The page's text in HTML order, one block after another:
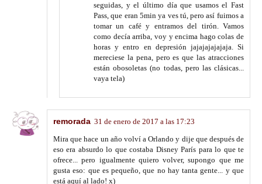
seguidas, y el último día que usamos el Fast
Pass, que eran 5min ya ves tú, pero así fuimos a
tomar un café y entramos del tirón. Vamos
como decía arriba, voy y encima hago colas de
horas y entro en depresión jajajajajajaja. Si
mereciese la pena, pero es que las atracciones
están obosoletas (no todas, pero las clásicas...
vaya tela)
remorada 31 de enero de 2017 a las 17:23
Mira que hace un año volví a Orlando y dije que después de
eso era absurdo lo que costaba Disney París para lo que te
ofrece... pero igualmente quiero volver, supongo que me
gusta eso: que es pequeño, que no hay tanta gente... y que
está aquí al lado! x)